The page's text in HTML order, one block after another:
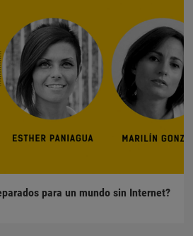
para un mundo sin Internet?